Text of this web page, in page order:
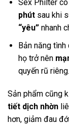
Sex Philter
phútsau khi
“yêu” nhanh
Bản năng
họ trở nên
quyến rũ riêng.
Sản phẩm cũng
tiết dịch nhờn
hơn, giảm đau